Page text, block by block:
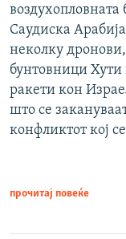
воздухопловната
Саудиска
неколку
бунтовници Хути
ракети кон
што се
конфликтот кој
прочитај повеќе